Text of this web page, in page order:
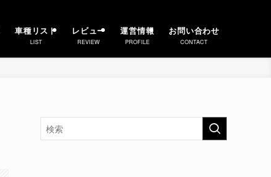
車種リスト
LIST
レビュー
REVIEW
運営情報
PROFILE
お問い合わせ
CONTACT